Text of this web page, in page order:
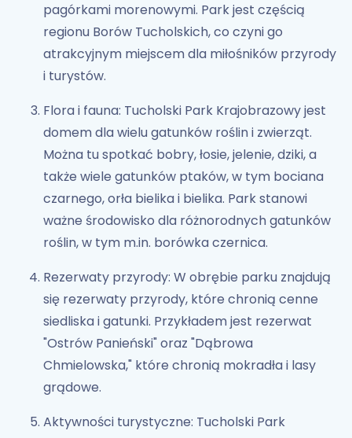
pagórkami morenowymi. Park jest częścią
regionu Borów Tucholskich, co czyni go
atrakcyjnym miejscem dla miłośników przyrody
i turystów.
Flora i fauna: Tucholski Park Krajobrazowy jest
domem dla wielu gatunków roślin i zwierząt.
Można tu spotkać bobry, łosie, jelenie, dziki, a
także wiele gatunków ptaków, w tym bociana
czarnego, orła bielika i bielika. Park stanowi
ważne środowisko dla różnorodnych gatunków
roślin, w tym m.in. borówka czernica.
Rezerwaty przyrody: W obrębie parku znajdują
się rezerwaty przyrody, które chronią cenne
siedliska i gatunki. Przykładem jest rezerwat
"Ostrów Panieński" oraz "Dąbrowa
Chmielowska," które chronią mokradła i lasy
grądowe.
Aktywności turystyczne: Tucholski Park